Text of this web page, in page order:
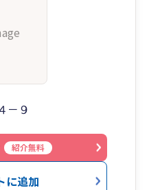
－９
紹介無料
に追加